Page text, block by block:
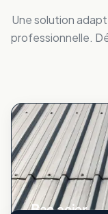
Une solution
professionnelle.
Bac acier